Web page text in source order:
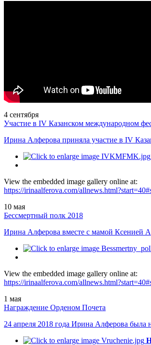
4 сентября
Участие в IV Казанском международном
Ирина Алферова приняла участие в IV
View the embedded image gallery online at:
https://irinaalferova.com/
10 мая
Бессмертный полк 2018
Ирина Алферова вместе с мамой Ксенией
View the embedded image gallery online at:
https://irinaalferova.com/
1 мая
Награждение Орденом Почета
24 апреля 2018 года Ирина Алферова